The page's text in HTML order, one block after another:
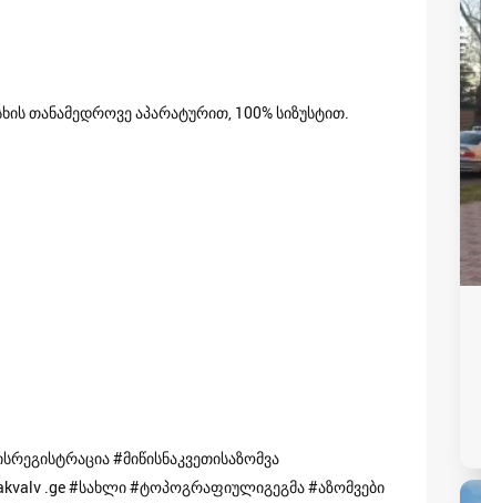
თანამედროვე აპარატურით, 100% სიზუსტით.
#მიწისნაკვეთისაზომვა
.ge #სახლი #ტოპოგრაფიულიგეგმა #აზომვები